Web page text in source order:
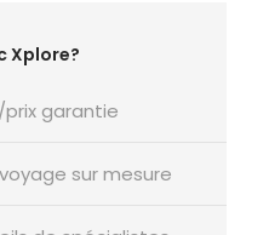
Xplore?
garantie
sur mesure